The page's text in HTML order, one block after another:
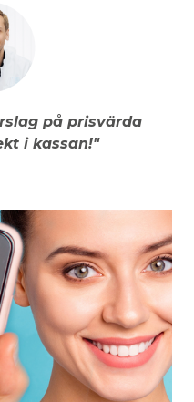
på prisvärda
i kassan!"